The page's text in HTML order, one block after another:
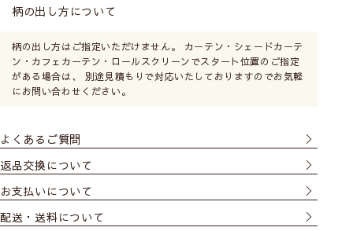
柄の出し方について
柄の出し方はご指定いただけません。 カーテン・シェードカーテ
ン・カフェカーテン・ロールスクリーンでスタート位置のご指定
がある場合は、 別途見積もりで対応いたしておりますのでお気軽
にお問い合わせください。
よくあるご質問
返品交換について
お支払いについて
配送・送料について